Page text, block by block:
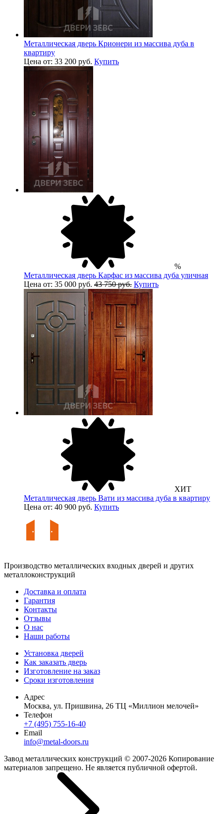
Металлическая дверь Крионери из массива дуба в
квартиру
Цена от: 33 200 руб. Купить
%
Металлическая дверь Карфас из массива дуба уличная
Цена от: 35 000 руб. 43 750 руб. Купить
ХИТ
Металлическая дверь Вати из массива дуба в квартиру
Цена от: 40 900 руб. Купить
Производство металлических входных дверей и других
металлоконструкций
Доставка и оплата
Гарантия
Контакты
Отзывы
О нас
Наши работы
Установка дверей
Как заказать дверь
Изготовление на заказ
Сроки изготовления
Адрес
Москва, ул. Пришвина, 26 ТЦ «Миллион мелочей»
Телефон
+7 (495) 755-16-40
Email
info@metal-doors.ru
Завод металлических конструкций © 2007-2026 Копирование
материалов запрещено. Не является публичной офертой.